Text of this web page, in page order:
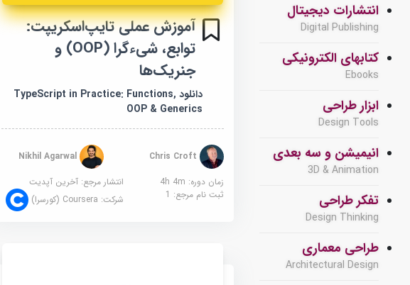
انتشارات دیجیتال
Digital Publishing
کتابهای الکترونیکی
Ebooks
ابزار طراحی
Design Tools
انیمیشن و سه بعدی
3D & Animation
تفکر طراحی
Design Thinking
طراحی معماری
Architectural Design
آموزش عملی تایپ‌اسکریپت:
توابع، شیءگرا (OOP) و
جنریک‌ها
دانلود TypeScript in Practice: Functions,
OOP & Generics
Nikhil Agarwal
زمان دوره: 4h 4m
انتشار مرجع: آخرین آپدیت
ثبت نام مرجع: 1 شرکت: Coursera (کورسرا)